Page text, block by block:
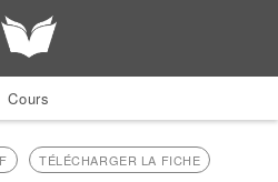
Cours
TÉLÉCHARGER LA FICHE